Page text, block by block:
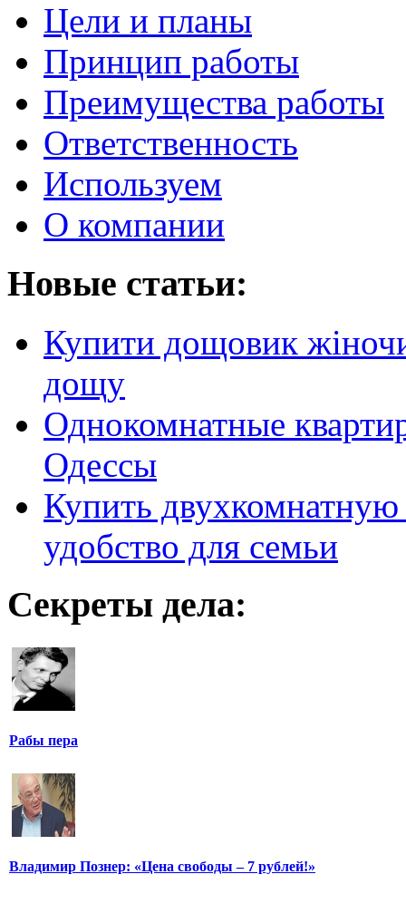
Цели и планы
Принцип работы
Преимущества работы
Ответственность
Используем
О компании
Новые статьи:
Купити дощовик
дощу
Однокомнатные
Одессы
Купить
удобство для семьи
Секреты дела:
Рабы пера
Владимир Познер: «Цена свободы – 7 рублей!»